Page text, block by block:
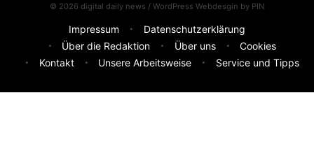
© 2026 digital daily news / WordPress Webdesgin by PIN
Impressum
Datenschutzerklärung
Über die Redaktion
Über uns
Cookies
Kontakt
Unsere Arbeitsweise Service und Tipps